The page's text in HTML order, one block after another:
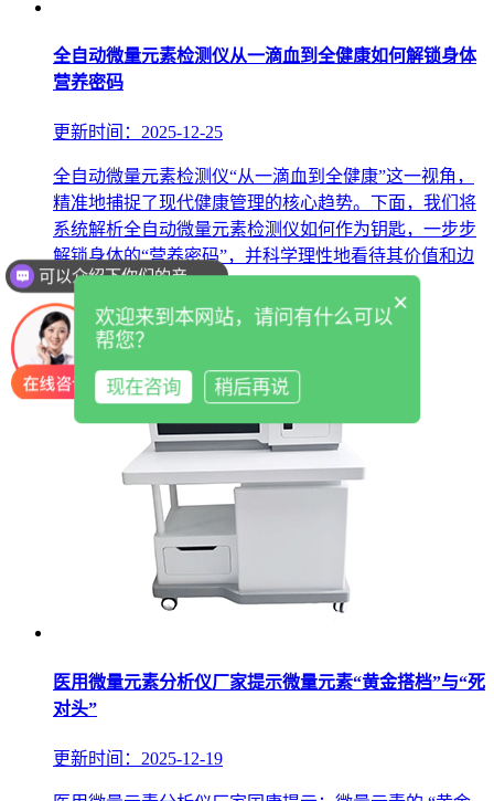
全自动微量元素检测仪从一滴血到全健康如何解锁身体
营养密码
更新时间：2025-12-25
全自动微量元素检测仪“从一滴血到全健康”这一视角，
精准地捕捉了现代健康管理的核心趋势。下面，我们将
系统解析全自动微量元素检测仪如何作为钥匙，一步步
解锁身体的“营养密码”，并科学理性地看待其价值和边
界。...
阅读详情
医用微量元素分析仪厂家提示微量元素“黄金搭档”与“死
对头”
更新时间：2025-12-19
可以介绍下你们的产品么
你们是怎么收费的呢
×
欢迎来到本网站，请问有什么可以
帮您？
现在咨询 稍后再说